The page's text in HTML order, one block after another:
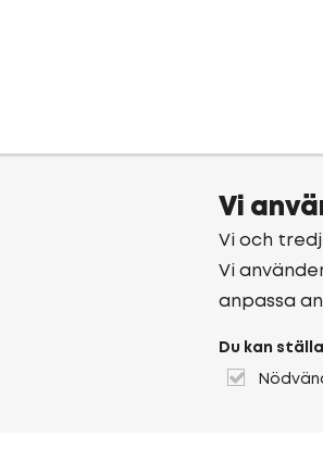
Vi
Vi och
Vi
anpassa
Du kan